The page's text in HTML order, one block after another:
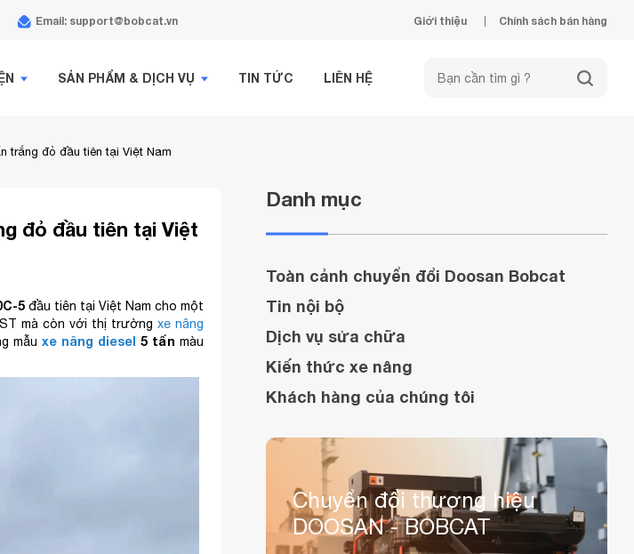
Email: support@bobcat.vn Giới thiệu Chính sách bán hàng
SẢN PHẨM & DỊCH VỤ TIN TỨC LIÊN HỆ
trắng đỏ đầu tiên tại Việt Nam
đỏ đầu tiên tại Việt
5 đầu tiên tại Việt Nam cho một
mà còn với thị trường xe nâng
mẫu xe nâng diesel 5 tấn màu
Danh mục
Toàn cảnh chuyển đổi Doosan Bobcat
Tin nội bộ
Dịch vụ sửa chữa
Kiến thức xe nâng
Khách hàng của chúng tôi
Chuyển đổi thương hiệu
DOOSAN - BOBCAT